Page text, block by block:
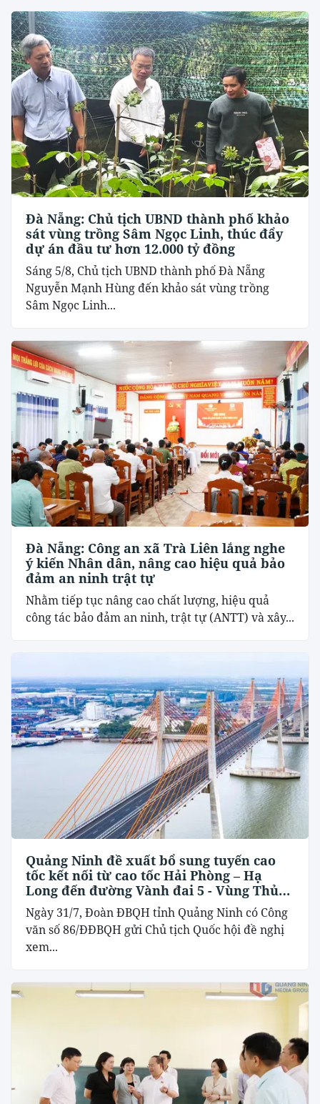
Đà Nẵng: Chủ tịch UBND thành phố khảo
sát vùng trồng Sâm Ngọc Linh, thúc đẩy
dự án đầu tư hơn 12.000 tỷ đồng
Sáng 5/8, Chủ tịch UBND thành phố Đà Nẵng
Nguyễn Mạnh Hùng đến khảo sát vùng trồng
Sâm Ngọc Linh...
Đà Nẵng: Công an xã Trà Liên lắng nghe
ý kiến Nhân dân, nâng cao hiệu quả bảo
đảm an ninh trật tự
Nhằm tiếp tục nâng cao chất lượng, hiệu quả
công tác bảo đảm an ninh, trật tự (ANTT) và xây...
Quảng Ninh đề xuất bổ sung tuyến cao
tốc kết nối từ cao tốc Hải Phòng – Hạ
Long đến đường Vành đai 5 - Vùng Thủ
đô Hà Nội
Ngày 31/7, Đoàn ĐBQH tỉnh Quảng Ninh có Công
văn số 86/ĐĐBQH gửi Chủ tịch Quốc hội đề nghị
xem...